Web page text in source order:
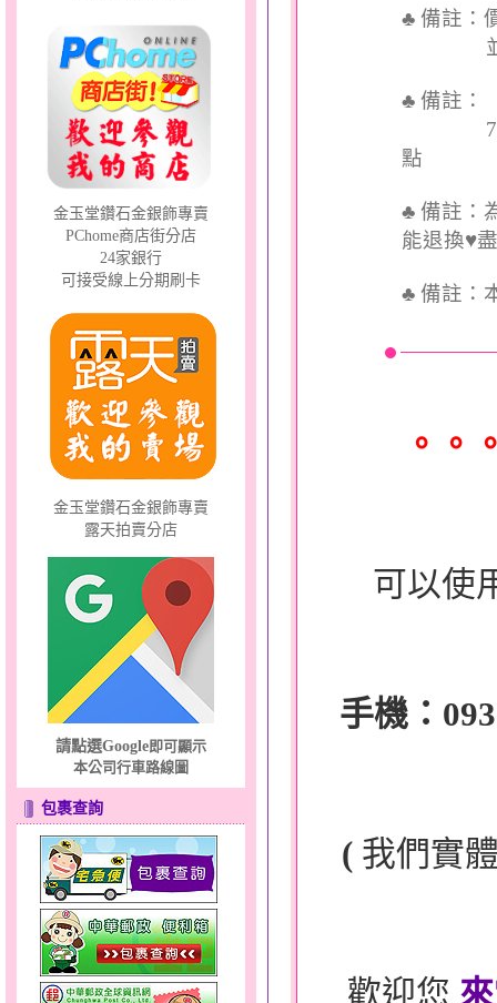
金玉堂鑽石金銀飾專賣
PChome商店街分店
24家銀行
可接受線上分期刷卡
金玉堂鑽石金銀飾專賣
露天拍賣分店
請點選Google即可顯示
本公司行車路線圖
包裹查詢
♣ 備註：
並交付
♣ 備註：
7個工
點
♣ 備註：
能退換♥
♣ 備註：
。。
可以使
手機：
( 我們實
歡迎您